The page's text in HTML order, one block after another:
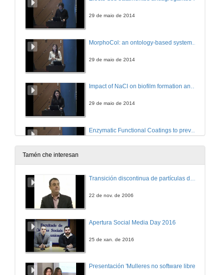
29 de maio de 2014
29 de maio de 2014
Impact of NaCl on biofilm formation and on its susceptibility to Colistin
29 de maio de 2014
29 de maio de 2014
Tamén che interesan
Transición discontinua de partículas de microgel termosensible
22 de nov. de 2006
Apertura Social Media Day 2016
25 de xan. de 2016
Presentación 'Mulleres no software libre'